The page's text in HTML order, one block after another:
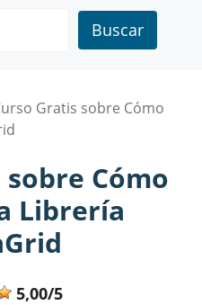
Buscar
Gratis sobre Cómo
Cómo
Librería
5,00/5